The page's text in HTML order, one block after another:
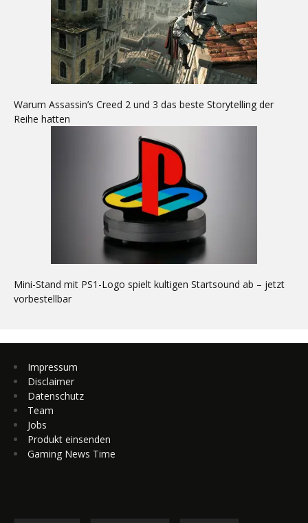
Warum Assassin’s Creed 2 und 3 das beste Storytelling der
Reihe hatten
Mini-Stand mit PS1-Logo spielt kultigen Startsound ab – jetzt
vorbestellbar
Impressum
Disclaimer
Datenschutz
Team
Jobs
Produkt einsenden
Gaming News Time